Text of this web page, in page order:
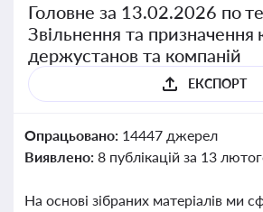
Головне за 13.02.2026 по
Звільнення та призначення
держустанов та компаній
ЕКСПОРТ
Опрацьовано: 14447 джерел
Виявлено: 8 публікацій за 13
На основі зібраних матеріалів ми